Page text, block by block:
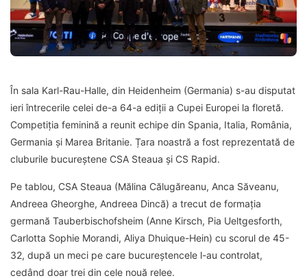
În sala Karl-Rau-Halle, din Heidenheim (Germania) s-au disputat
ieri întrecerile celei de-a 64-a ediții a Cupei Europei la floretă.
Competiția feminină a reunit echipe din Spania, Italia, România,
Germania și Marea Britanie. Țara noastră a fost reprezentată de
cluburile bucureștene CSA Steaua și CS Rapid.
Pe tablou, CSA Steaua (Mălina Călugăreanu, Anca Săveanu,
Andreea Gheorghe, Andreea Dincă) a trecut de formația
germană Tauberbischofsheim (Anne Kirsch, Pia Ueltgesforth,
Carlotta Sophie Morandi, Aliya Dhuique-Hein) cu scorul de 45-
32, după un meci pe care bucureștencele l-au controlat,
cedând doar trei din cele nouă relee.